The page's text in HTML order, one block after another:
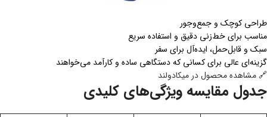
طراحی کوچک و جمع‌وجور
مناسب برای خط‌زنی دقیق و استفاده سریع
سبک و قابل‌حمل، ایده‌آل برای سفر
گزینه‌ای عالی برای کسانی که دستگاهی ساده و کارآمد می‌خواهند
🔗مشاهده محصول در میکادولند
جدول مقایسه ویژگی‌های کلیدی